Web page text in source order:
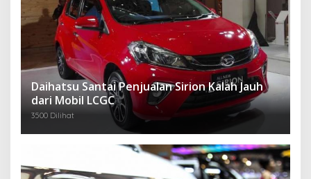
Daihatsu Santai Penjualan Sirion Kalah Jauh
dari Mobil LCGC
3500 Dilihat